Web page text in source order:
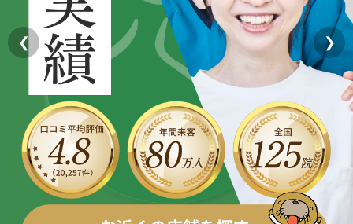
四十肩・五十肩
膝痛・関節痛
股関節の痛み
産後の不調・体型の崩れ
骨盤の傾き・歪み
坐骨神経痛
北海道
札幌エリア（13院）
東北
仙台エリア（4院）
関東
池袋エリア（3院）
新宿エリア（3院）
ABOUT US 私たちについて
こころ整体院グループについて
初めての方へ
giversメソッドGIFT
研究・論文
医師・専門家からの推薦
ご予約はこちら
OUR CONCEPT
とらわれないカラダを。
❮ ❯